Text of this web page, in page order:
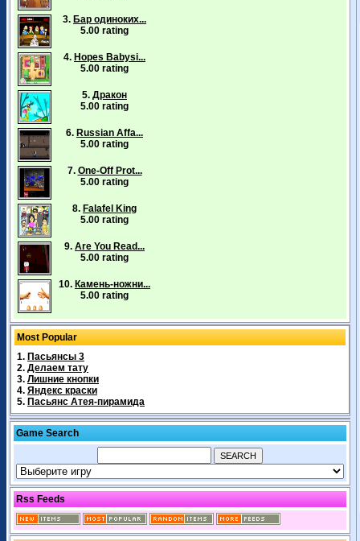
3. Бар одиноких...
5.00 rating
4. Hopes Babysi...
5.00 rating
5. Дракон
5.00 rating
6. Russian Affa...
5.00 rating
7. One-Off Prot...
5.00 rating
8. Falafel King
5.00 rating
9. Are You Read...
5.00 rating
10. Камень-ножни...
5.00 rating
Most Popular
1. Пасьянсы 3
2. Делаем тату
3. Лишние кнопки
4. Яндекс краски
5. Пасьянс Атея-пирамида
Game Search
Rss Feeds